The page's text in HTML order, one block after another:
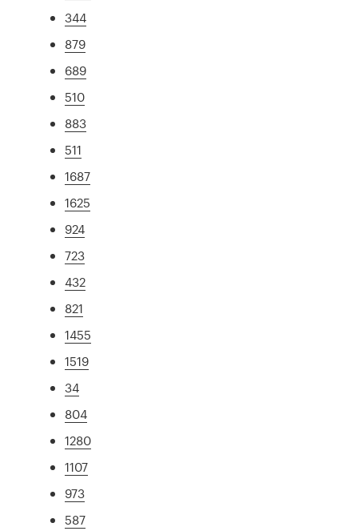
344
879
689
510
883
511
1687
1625
924
723
432
821
1455
1519
34
804
1280
1107
973
587